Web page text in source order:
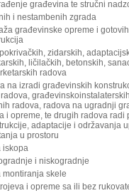
građevina te stručni
i nestambenih zgrada
građevinske opreme i
zidarskih,
ličilačkih, betonskih,
radova
na izradi građevinskih
radova, radova na ugradnji
i opreme, te drugih radova radi
adaptacije i održavanja
u prostoru
iskopa
i niskogradnje
skele
i opreme sa ili bez